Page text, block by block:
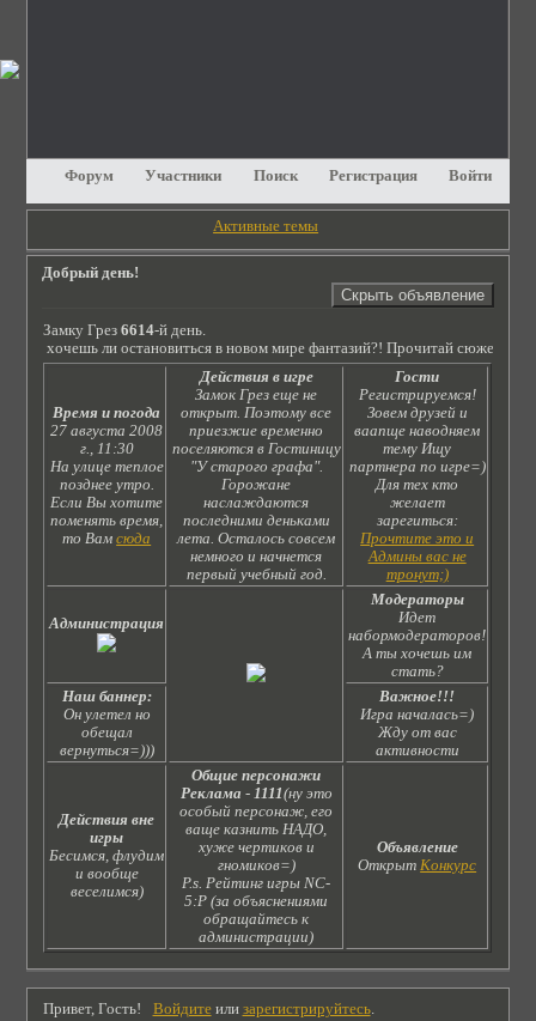
Форум Участники Поиск Регистрация Войти
Активные темы
Добрый день!
Замку Грез6614-й день.
Не хочешь ли остановиться в новом мире фантазий?! Прочитай сюжет и ты
Время и погода
27 августа 2008
г., 11:30
На улице теплое
позднее утро.
Если Вы хотите
поменять время,
то Вамсюда
Действия в игре
Замок Грез еще не
открыт. Поэтому все
приезжие временно
поселяются в Гостиницу
"У старого графа".
Горожане
наслаждаются
последними деньками
лета. Осталось совсем
немного и начнется
первый учебный год.
Гости
Регистрируемся!
Зовем друзей и
ваапще наводняем
тему Ищу
партнера по игре=)
Для тех кто
желает
зарегиться:
Прочтите это и
Админы вас не
тронут;)
Администрация
Модераторы
Идет
набормодераторов!
А ты хочешь им
стать?
Наш баннер:
Он улетел но
обещал
вернуться=)))
Важное!!!
Игра началась=)
Жду от вас
активности
Действия вне
игры
Бесимся, флудим
и вообще
веселимся)
Общие персонажи
Реклама - 1111(ну это
особый персонаж, его
ваще казнить НАДО,
хуже чертиков и
гномиков=)
P.s. Рейтинг игры NC-
5:Р (за объяснениями
обращайтесь к
администрации)
Объявление
ОткрытКонкурс
Привет, Гость! Войдитеили зарегистрируйтесь.